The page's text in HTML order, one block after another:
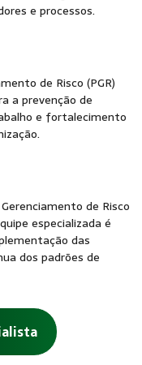
e processos.
de Risco (PGR)
a prevenção de
e fortalecimento
de Risco
especializada é
das
dos padrões de